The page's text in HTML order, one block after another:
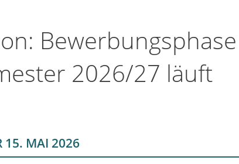
Bewerbungsphase
2026/27 läuft
15. MAI 2026